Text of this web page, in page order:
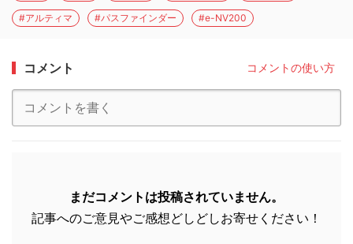
#アルティマ #パスファインダー #e-NV200
コメント コメントの使い方
まだコメントは投稿されていません。
記事へのご意見やご感想どしどしお寄せください！